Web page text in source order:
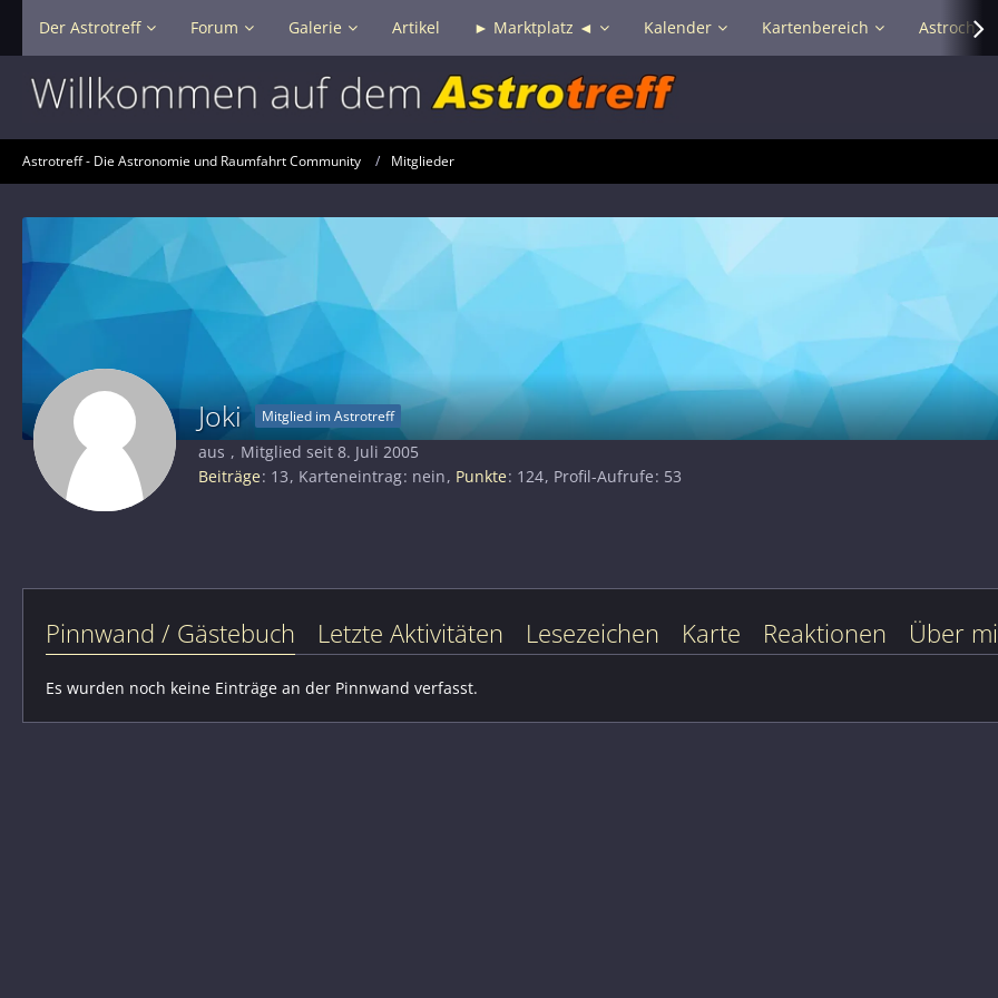
Der Astrotreff Forum Galerie Artikel ► Marktplatz ◄ Kalender Kartenbereich Astrochat
Astrotreff - Die Astronomie und Raumfahrt Community Mitglieder
Joki Mitglied im Astrotreff
aus
Mitglied seit 8. Juli 2005
Beiträge 13 Karteneintrag nein Punkte 124 Profil-Aufrufe 53
Pinnwand / Gästebuch Letzte Aktivitäten Lesezeichen Karte Reaktionen Über
Es wurden noch keine Einträge an der Pinnwand verfasst.